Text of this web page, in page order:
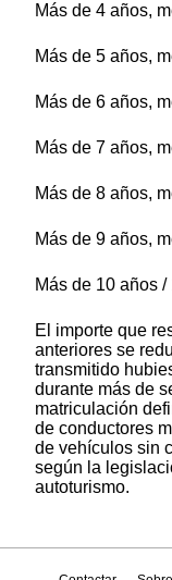
Más de 4 años,
Más de 5 años,
Más de 6 años,
Más de 7 años,
Más de 8 años,
Más de 9 años,
Más de 10 años /
El importe que
anteriores se
transmitido
durante más de
matriculación
de conductores
de vehículos sin
según la
autoturismo.